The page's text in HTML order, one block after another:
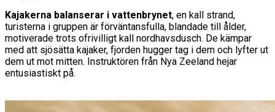
Kajakerna balanserar i vattenbrynet, en kall strand,
turisterna i gruppen är förväntansfulla, blandade till ålder,
motiverade trots ofrivilligt kall nordhavsdusch. De kämpar
med att sjösätta kajaker, fjorden hugger tag i dem och lyfter ut
dem ut mot mitten. Instruktören från Nya Zeeland hejar
entusiastiskt på.